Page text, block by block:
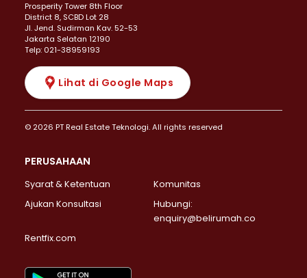
Prosperity Tower 8th Floor
District 8, SCBD Lot 28
JI. Jend. Sudirman Kav. 52-53
Jakarta Selatan 12190
Telp: 021-38959193
Lihat di Google Maps
© 2026 PT Real Estate Teknologi. All rights reserved
PERUSAHAAN
Syarat & Ketentuan
Komunitas
Ajukan Konsultasi
Hubungi:
enquiry@belirumah.co
Rentfix.com